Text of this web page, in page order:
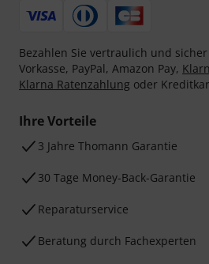
Bezahlen Sie vertraulich und
Vorkasse, PayPal, Amazon Pay,
Klarna Ratenzahlung oder
Ihre Vorteile
3 Jahre Thomann Garantie
30 Tage Money-Back-Garantie
Reparaturservice
Beratung durch Fachexperten